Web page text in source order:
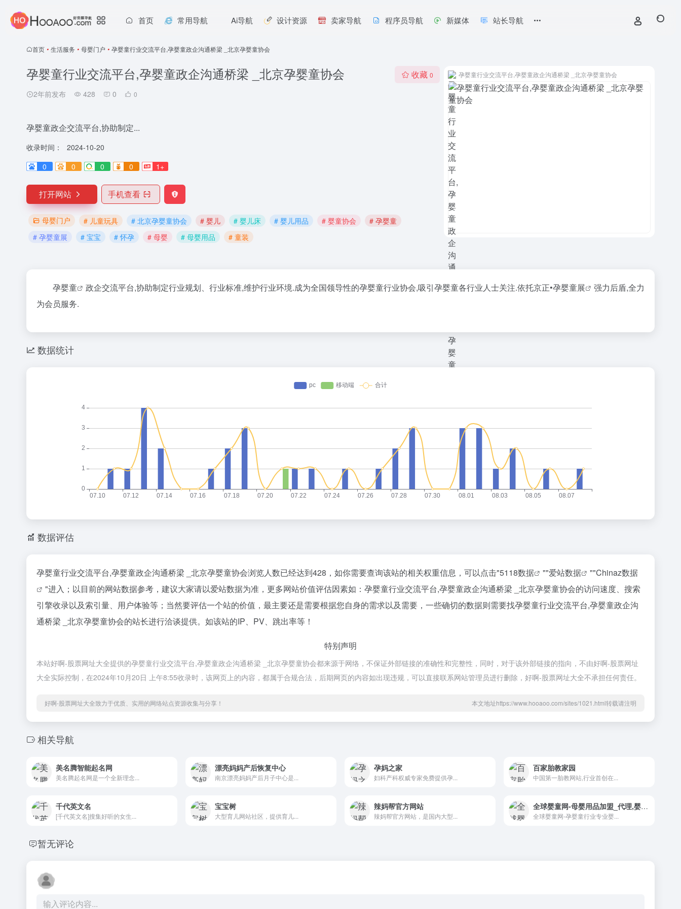
首页 常用导航 Ai导航 设计资源 卖家导航 程序员导航 新媒体 站长导航
首页 • 生活服务 • 母婴门户 • 孕婴童行业交流平台,孕婴童政企沟通桥梁 _北京孕婴童协会
孕婴童行业交流平台,孕婴童政企沟通桥梁 _北京孕婴童协会
2年前发布 428 0 0
收藏 0
孕婴童政企交流平台,协助制定...
收录时间：
2024-10-20
0
0 0 0 1+
打开网站 手机查看
母婴门户 # 儿童玩具 # 北京孕婴童协会 # 婴儿 # 婴儿床 # 婴儿用品 # 婴童协会
# 孕婴童
# 孕婴童展
# 宝宝 # 怀孕 # 母婴 # 母婴用品 # 童装
孕婴童行业交流平台,孕婴童政企沟通桥梁 _北京孕婴童协会
孕婴童 政企交流平台,协助制定行业规划、行业标准,维护行业环境.成为全国领导性的孕婴童行业协会,吸引孕婴童各行业人士关注.依托京正•孕婴童展
强力后盾,全力
为会员服务.
数据统计
数据评估
孕婴童行业交流平台,孕婴童政企沟通桥梁 _北京孕婴童协会浏览人数已经达到428，如你需要查询该站的相关权重信息，可以点击"5118数据 ""爱站数据 ""Chinaz数据
"进入；以目前的网站数据参考，建议大家请以爱站数据为准，更多网站价值评估因素如：孕婴童行业交流平台,孕婴童政企沟通桥梁 _北京孕婴童协会的访问速度、搜索
引擎收录以及索引量、用户体验等；当然要评估一个站的价值，最主要还是需要根据您自身的需求以及需要，一些确切的数据则需要找孕婴童行业交流平台,孕婴童政企沟
通桥梁 _北京孕婴童协会的站长进行洽谈提供。如该站的IP、PV、跳出率等！
特别声明
本站好啊-股票网址大全提供的孕婴童行业交流平台,孕婴童政企沟通桥梁 _北京孕婴童协会都来源于网络，不保证外部链接的准确性和完整性，同时，对于该外部链接的指向，不由好啊-股票网址
大全实际控制，在2024年10月20日 上午8:55收录时，该网页上的内容，都属于合规合法，后期网页的内容如出现违规，可以直接联系网站管理员进行删除，好啊-股票网址大全不承担任何责任。
好啊-股票网址大全致力于优质、实用的网络站点资源收集与分享！ 本文地址https://www.hooaoo.com/sites/1021.html转载请注明
相关导航
美名腾智能起名网
美名腾起名网是一个全新理念...
漂亮妈妈产后恢复中心
南京漂亮妈妈产后月子中心是...
孕妈之家
妇科产科权威专家免费提供孕...
百家胎教家园
中国第一胎教网站,行业首创在...
千代英文名
[千代英文名]搜集好听的女生...
宝宝树
大型育儿网站社区，提供育儿...
辣妈帮官方网站
辣妈帮官方网站，是国内大型...
全球婴童网-母婴用品加盟_代理,婴儿用品代理_批发,孕婴童招商网
全球婴童网-孕婴童行业专业婴...
暂无评论